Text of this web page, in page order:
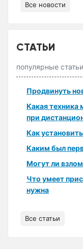
Все новости
СТАТЬИ
популярные статьи
Продвинуть
Какая техника
при
Как
Каким был
Могут ли
Что умеет
нужна
Все статьи